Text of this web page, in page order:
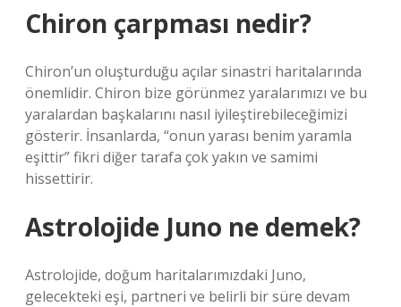
Chiron çarpması nedir?
Chiron’un oluşturduğu açılar sinastri haritalarında
önemlidir. Chiron bize görünmez yaralarımızı ve bu
yaralardan başkalarını nasıl iyileştirebileceğimizi
gösterir. İnsanlarda, “onun yarası benim yaramla
eşittir” fikri diğer tarafa çok yakın ve samimi
hissettirir.
Astrolojide Juno ne demek?
Astrolojide, doğum haritalarımızdaki Juno,
gelecekteki eşi, partneri ve belirli bir süre devam